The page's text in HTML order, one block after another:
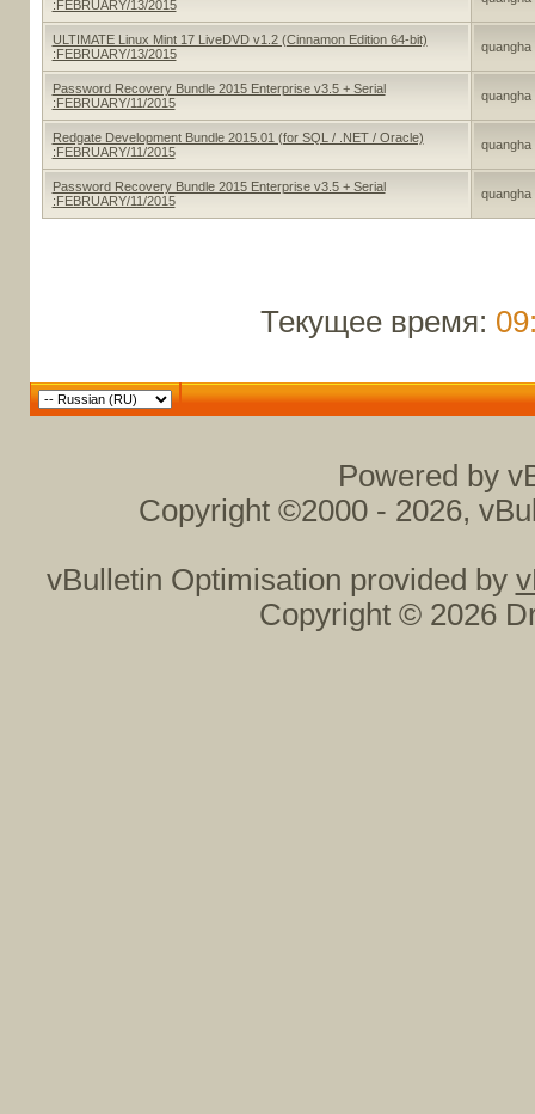
:FEBRUARY/13/2015
ULTIMATE Linux Mint 17 LiveDVD v1.2 (Cinnamon Edition 64-bit)
:FEBRUARY/13/2015
quangha
Password Recovery Bundle 2015 Enterprise v3.5 + Serial
:FEBRUARY/11/2015
quangha
Redgate Development Bundle 2015.01 (for SQL / .NET / Oracle)
:FEBRUARY/11/2015
quangha
Password Recovery Bundle 2015 Enterprise v3.5 + Serial
:FEBRUARY/11/2015
quangha
Текущее время:
Powered by
Copyright ©2000 - 2026,
vBulletin Optimisation provided by
Copyright © 2026